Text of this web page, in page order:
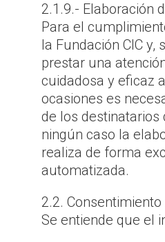
2.1.9.- Elaboración
Para el
la Fundación CIC y,
prestar una
cuidadosa y eficaz
ocasiones es
de los destinatarios
ningún caso la
realiza de forma
automatizada.
2.2.
Se entiende que el